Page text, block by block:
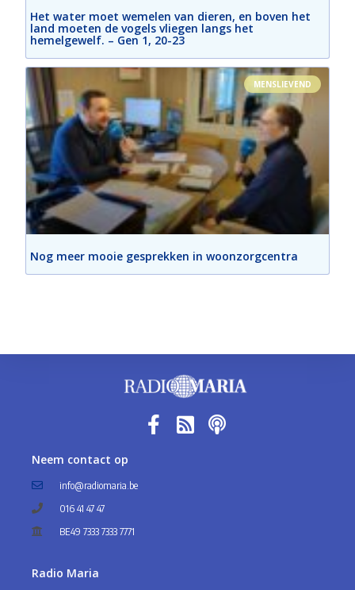
Het water moet wemelen van dieren, en boven het
land moeten de vogels vliegen langs het
hemelgewelf. – Gen 1, 20-23
MENSLIEVEND
Nog meer mooie gesprekken in woonzorgcentra
Neem contact op
info@radiomaria.be
016 41 47 47
BE49 7333 7333 7771
Radio Maria